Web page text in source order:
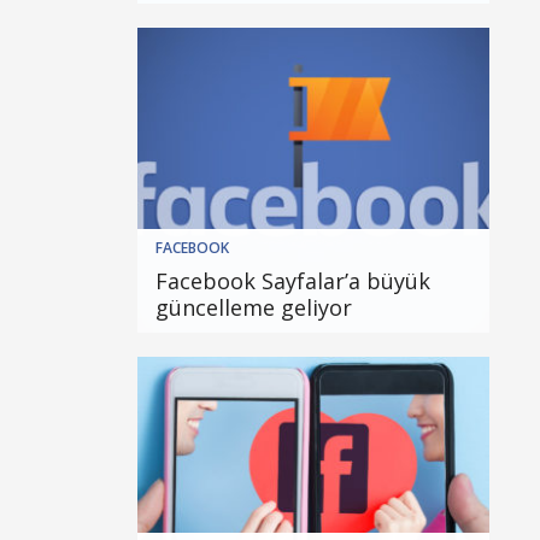
FACEBOOK
Facebook Sayfalar’a büyük
güncelleme geliyor